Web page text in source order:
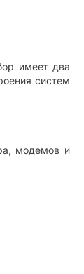
имеет два
систем
модемов и